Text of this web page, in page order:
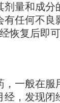
量和成分
任何不良
恢复后即可
一般在服
，发现闭